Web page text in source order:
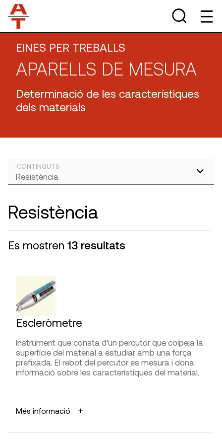
EINES PER TREBALLS
APARELLS DE MESURA
Determinació de les característiques
dels materials
CONTINGUTS
Resistència
Es mostren 13 resultats
Escleròmetre
Instrument que consta d’un percutor que colpeja la
superfície del material a estudiar amb una força
prefixada. El rebot del percutor es mesura i dona
informació sobre les característiques del material.
Mesurar i valorar de forma qualitativa la resistència
pedra i maó.
Més informació